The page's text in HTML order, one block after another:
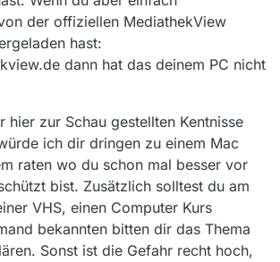
der offiziellen MediathekView
hast:
dann hat das deinem PC nicht
hier zur Schau gestellten Kentnisse
ich dir dringen zu einem Mac
raten wo du schon mal besser vor
bist. Zusätzlich solltest du am
VHS, einen Computer Kurs
bekannten bitten dir das Thema
Sonst ist die Gefahr recht hoch,